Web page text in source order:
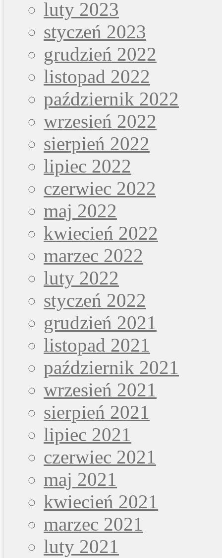
luty 2023
styczeń 2023
grudzień 2022
listopad 2022
październik 2022
wrzesień 2022
sierpień 2022
lipiec 2022
czerwiec 2022
maj 2022
kwiecień 2022
marzec 2022
luty 2022
styczeń 2022
grudzień 2021
listopad 2021
październik 2021
wrzesień 2021
sierpień 2021
lipiec 2021
czerwiec 2021
maj 2021
kwiecień 2021
marzec 2021
luty 2021